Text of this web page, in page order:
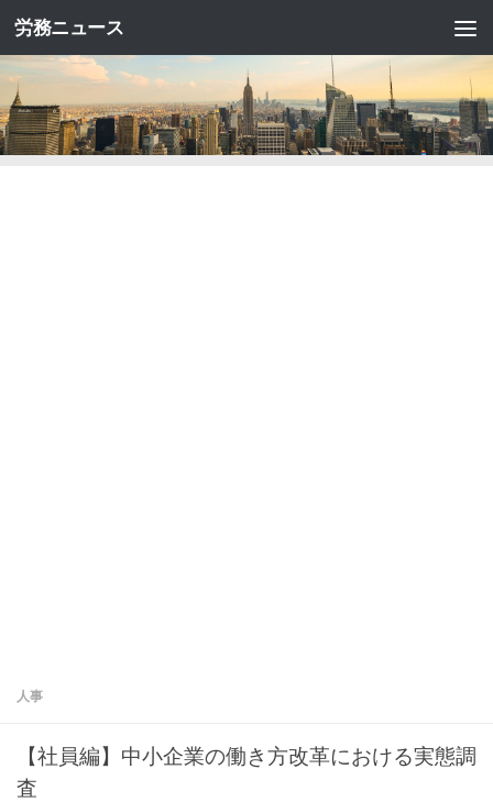
コンテンツへスキップ
労務ニュース
人事
【社員編】中小企業の働き方改革における実態調
査